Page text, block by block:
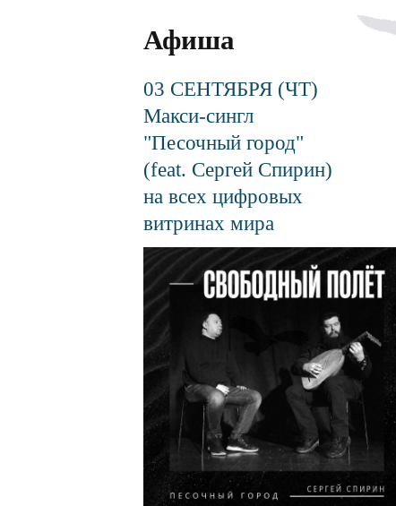
Афиша
03 СЕНТЯБРЯ (ЧТ)
Макси-сингл
"Песочный город"
(feat. Сергей Спирин)
на всех цифровых
витринах мира
Файл
изображения